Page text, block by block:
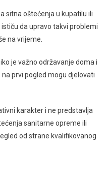
sitna oštećenja u kupatilu ili
da upravo takvi problemi
na vrijeme.
je važno održavanje doma i
prvi pogled mogu djelovati
karakter i ne predstavlja
sanitarne opreme ili
od strane kvalifikovanog